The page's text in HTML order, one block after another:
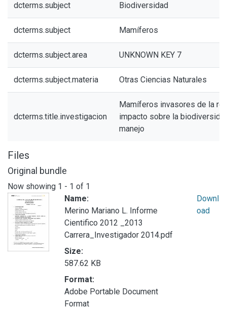
dcterms.subject Biodiversidad
dcterms.subject Mamíferos
dcterms.subject.area UNKNOWN KEY 7
dcterms.subject.materia Otras Ciencias Naturales
dcterms.title.investigacion
Mamíferos invasores de la
impacto sobre la
manejo
Files
Original bundle
Now showing 1 - 1 of 1
Name:
Merino Mariano L. Informe
Cientifico 2012 _2013
Carrera_Investigador 2014.pdf
Size:
587.62 KB
Format:
Adobe Portable Document
Format
Downl
oad